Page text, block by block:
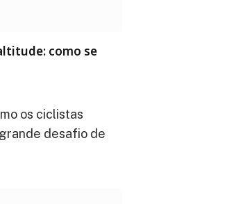
como se
os ciclistas
desafio de